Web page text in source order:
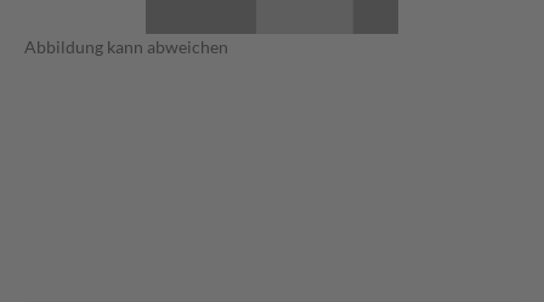
Abbildung kann abweichen